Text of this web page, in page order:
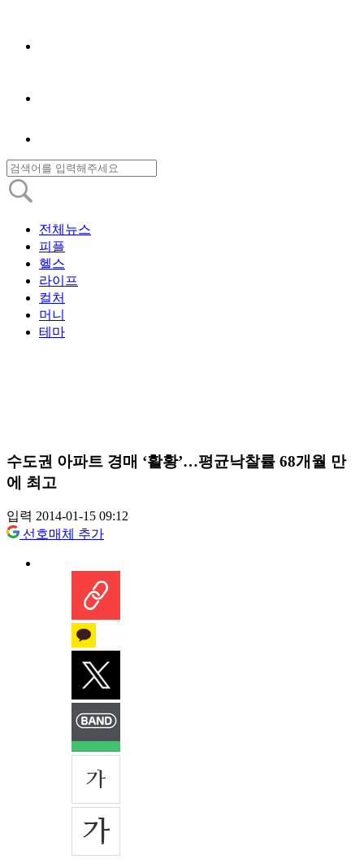
전체뉴스
피플
헬스
라이프
컬처
머니
테마
수도권 아파트 경매 ‘활황’…평균낙찰률 68개월 만
에 최고
입력 2014-01-15 09:12
선호매체 추가